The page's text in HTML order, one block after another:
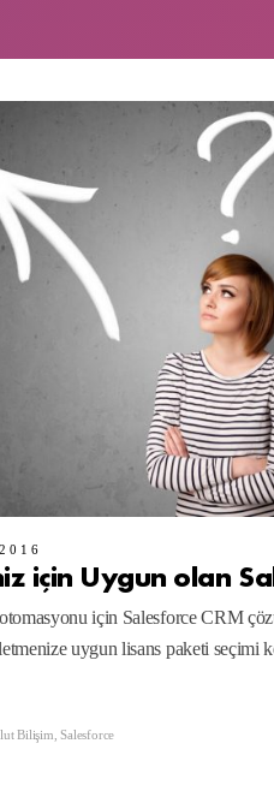
için Uygun olan
otomasyonu için Salesforce CRM
uygun lisans paketi seçimi
Bilişim ,Salesforce